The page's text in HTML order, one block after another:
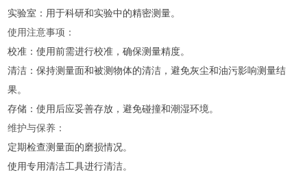
实验室：用于科研和实验中的精密测量。
使用注意事项：
校准：使用前需进行校准，确保测量精度。
清洁：保持测量面和被测物体的清洁，避免灰尘和油污影响测量结
果。
存储：使用后应妥善存放，避免碰撞和潮湿环境。
维护与保养：
定期检查测量面的磨损情况。
使用专用清洁工具进行清洁。